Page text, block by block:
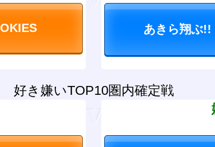
好き嫌いTOP10圏内確定戦